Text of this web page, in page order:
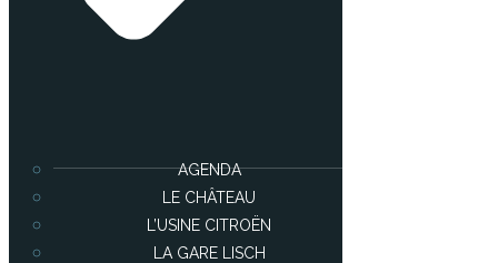
AGENDA
LE CHÂTEAU
L’USINE CITROËN
LA GARE LISCH